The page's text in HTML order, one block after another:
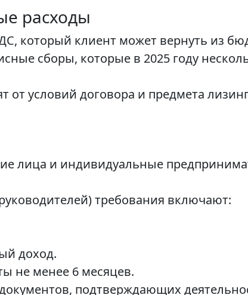
расходы
который клиент может вернуть из
сборы, которые в 2025 году
от условий договора и предмета
лица и индивидуальные
требования включают:
доход.
не менее 6 месяцев.
подтверждающих